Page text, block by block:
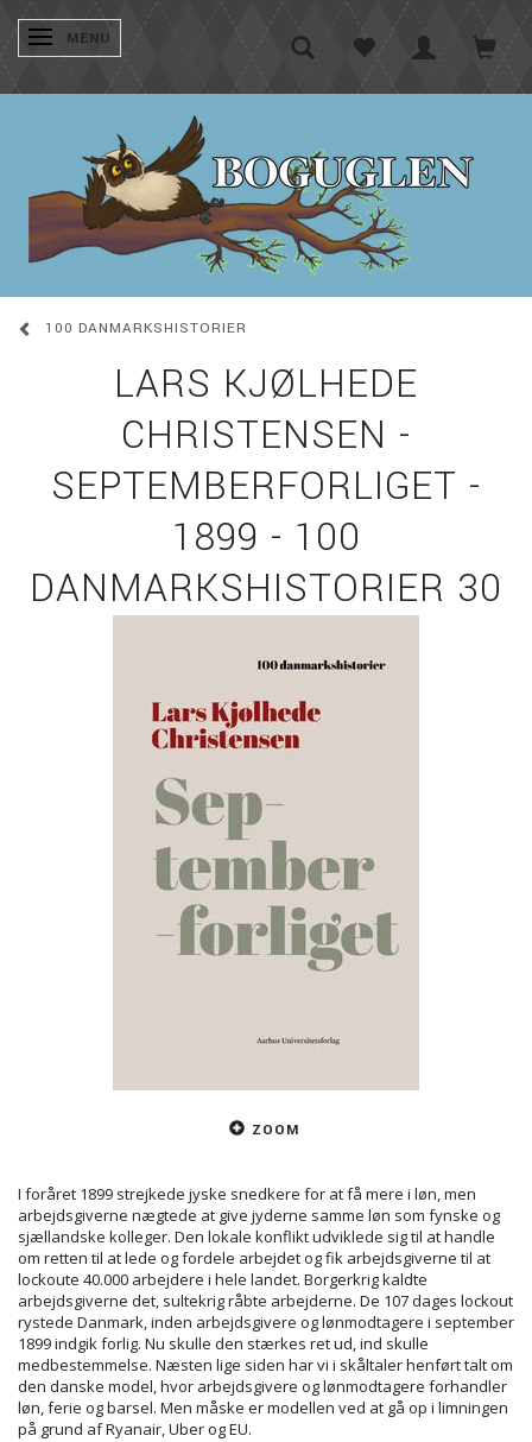
SKIFTE NAVIGATION
MENU
100 DANMARKSHISTORIER
LARS KJØLHEDE
CHRISTENSEN -
SEPTEMBERFORLIGET -
1899 - 100
DANMARKSHISTORIER 30
ZOOM
I foråret 1899 strejkede jyske snedkere for at få mere i løn, men
arbejdsgiverne nægtede at give jyderne samme løn som fynske og
sjællandske kolleger. Den lokale konflikt udviklede sig til at handle
om retten til at lede og fordele arbejdet og fik arbejdsgiverne til at
lockoute 40.000 arbejdere i hele landet. Borgerkrig kaldte
arbejdsgiverne det, sultekrig råbte arbejderne. De 107 dages lockout
rystede Danmark, inden arbejdsgivere og lønmodtagere i september
1899 indgik forlig. Nu skulle den stærkes ret ud, ind skulle
medbestemmelse. Næsten lige siden har vi i skåltaler henført talt om
den danske model, hvor arbejdsgivere og lønmodtagere forhandler
løn, ferie og barsel. Men måske er modellen ved at gå op i limningen
på grund af Ryanair, Uber og EU.